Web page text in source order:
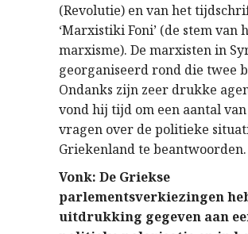
(Revolutie) en van het
‘Marxistiki Foni’ (de stem van
marxisme). De marxisten in
georganiseerd rond die twee
Ondanks zijn zeer drukke
vond hij tijd om een ​​aantal van
vragen over de politieke
Griekenland te beantwoorden.
Vonk: De Griekse
parlementsverkiezingen
uitdrukking gegeven aan